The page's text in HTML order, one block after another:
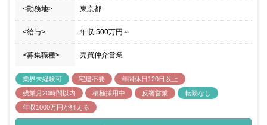
<勤務地> 東京都
<給与> 年収 500万円 ～
<募集職種> 売買仲介営業
業界未経験可 宅建不要
年間休日120日以上
残業月20時間以内
積極採用中 反響営業
転勤なし
年収1000万円が狙える